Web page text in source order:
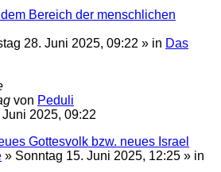
Bereich der menschlichen
28. Juni 2025, 09:22 » in Das
von Peduli
2025, 09:22
Gottesvolk bzw. neues Israel
» Sonntag 15. Juni 2025, 12:25 » in